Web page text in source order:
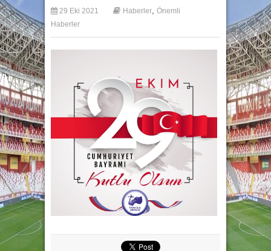
29 Eki 2021 Haberler, Önemli
Haberler